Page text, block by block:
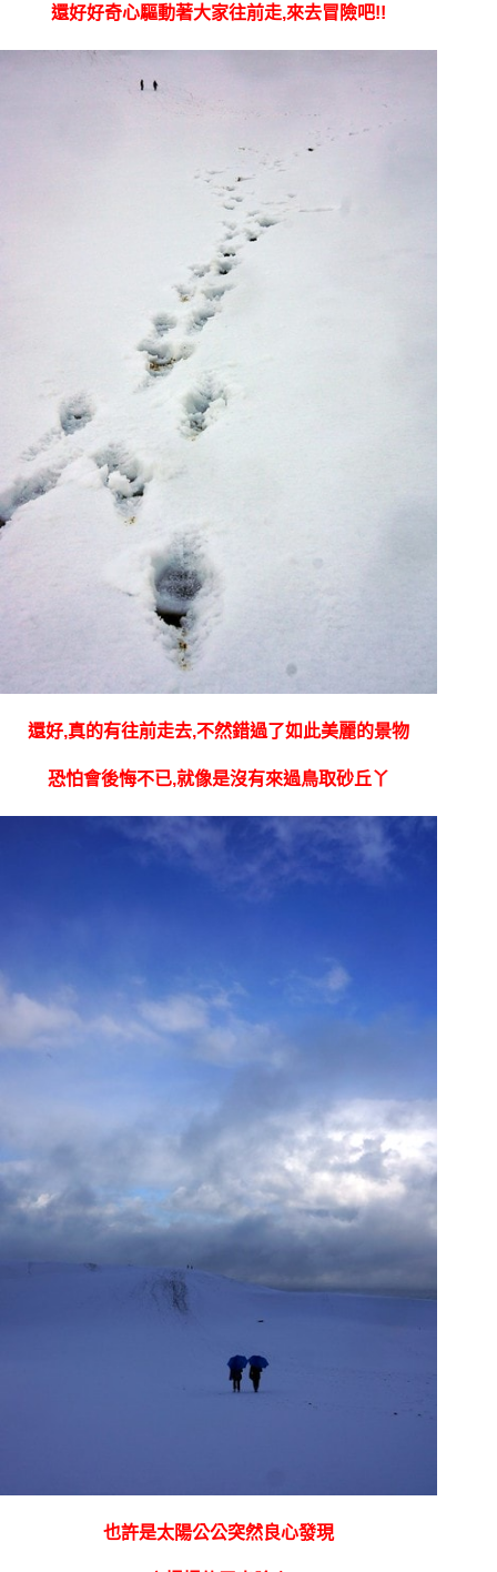
還好好奇心驅動著大家往前走,來去冒險吧!!
還好,真的有往前走去,不然錯過了如此美麗的景物
恐怕會後悔不已,就像是沒有來過鳥取砂丘丫
也許是太陽公公突然良心發現